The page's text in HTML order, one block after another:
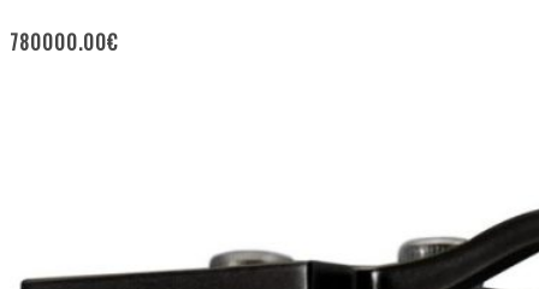
780000.00€